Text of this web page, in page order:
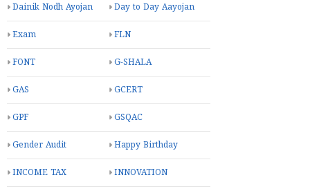
Dainik Nodh Ayojan Day to Day Aayojan
Exam FLN
FONT G-SHALA
GAS GCERT
GPF GSQAC
Gender Audit Happy Birthday
INCOME TAX INNOVATION